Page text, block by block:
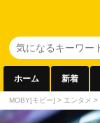
ホーム 新着
MOBY[モビー] > エンタメ >